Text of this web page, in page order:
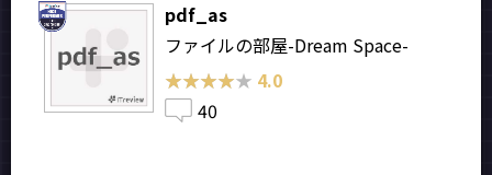
pdf_as
ファイルの部屋-Dream Space-
★★★★★
★★★★★ 4.0
40